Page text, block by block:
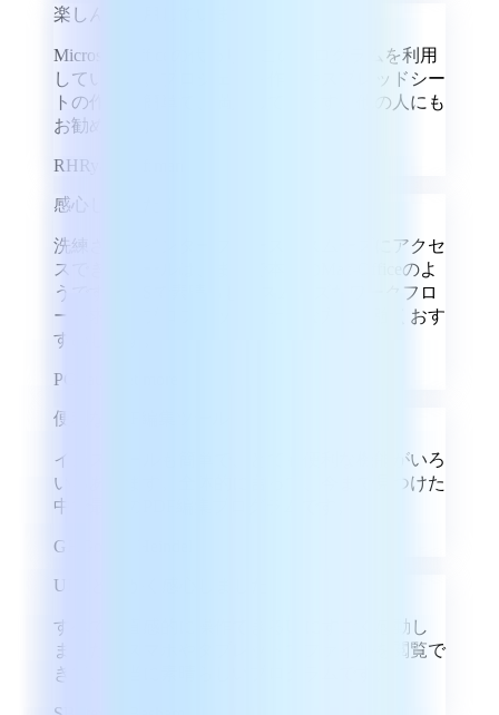
楽しんで利用しています
Microsoft Officeの代わりにこのプログラムを利用
しています。プロジェクト作成やスプレッドシー
トの作成が簡単で、満足しています。他の人にも
お勧めです。
RH Ryan Hoffman
感心しました！
洗練されたインターフェースとスムーズにアクセ
スできるツールは、まるで本物のMac-Officeのよ
うです。iOSで素晴らしくスムーズなワークフロ
ーを求めるプロフェッショナルな方に、強くおす
すめします。
PG
便利なPDF編集ツール
インストールも簡単で、とても便利な機能がいろ
いろあります。全体的に言って、今まで見つけた
中で最高のPDF編集プログラムです。
GH
UIにとにかく感心しました
すべてが直感的に操作できるUIにすごく感動し
ました。スマホやタブレットでファイルを閲覧で
きて、本当に素晴らしいプログラムです。